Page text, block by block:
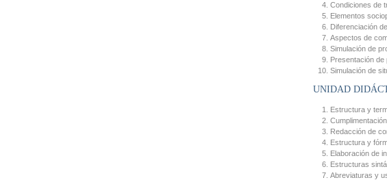
Condiciones de
Elementos
Diferenciación
Aspectos de
Simulación de
Presentación
Simulación de
UNIDAD
Estructura y
Redacción de
Estructura y
Elaboración de
Estructuras
Abreviaturas y